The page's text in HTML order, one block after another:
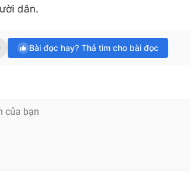
dân.
Bài đọc hay? Thả tim cho bài đọc